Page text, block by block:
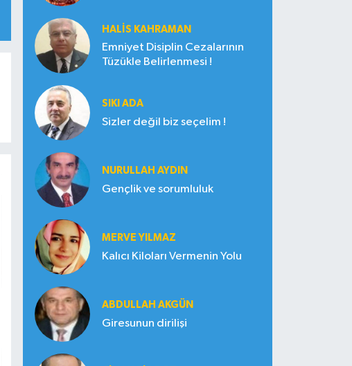
HALIS KAHRAMAN
Emniyet Disiplin Cezalarının
Tüzükle Belirlenmesi !
SIKI ADA
Sizler değil biz seçelim !
NURULLAH AYDIN
Gençlik ve sorumluluk
MERVE YILMAZ
Kalıcı Kiloları Vermenin Yolu
ABDULLAH AKGÜN
Giresunun dirilişi